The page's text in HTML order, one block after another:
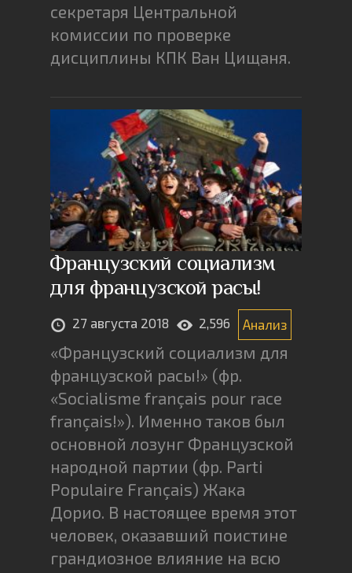
секретаря Центральной
комиссии по проверке
дисциплины КПК Ван Цищаня.
Французский социализм
для французской расы!
27 августа 2018 2,596 Анализ
«Французский социализм для
французской расы!» (фр.
«Socialisme français pour race
français!»). Именно таков был
основной лозунг Французской
народной партии (фр. Parti
Populaire Français) Жака
Дорио. В настоящее время этот
человек, оказавший поистине
грандиозное влияние на всю